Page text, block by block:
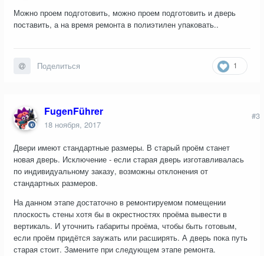
Можно проем подготовить, можно проем подготовить и дверь
поставить, а на время ремонта в полиэтилен упаковать..
1
Поделиться
FugenFührer
18 ноября, 2017
#3
Двери имеют стандартные размеры. В старый проём станет
новая дверь. Исключение - если старая дверь изготавливалась
по индивидуальному заказу, возможны отклонения от
стандартных размеров.
На данном этапе достаточно в ремонтируемом помещении
плоскость стены хотя бы в окрестностях проёма вывести в
вертикаль. И уточнить габариты проёма, чтобы быть готовым,
если проём придётся заужать или расширять. А дверь пока путь
старая стоит. Замените при следующем этапе ремонта.